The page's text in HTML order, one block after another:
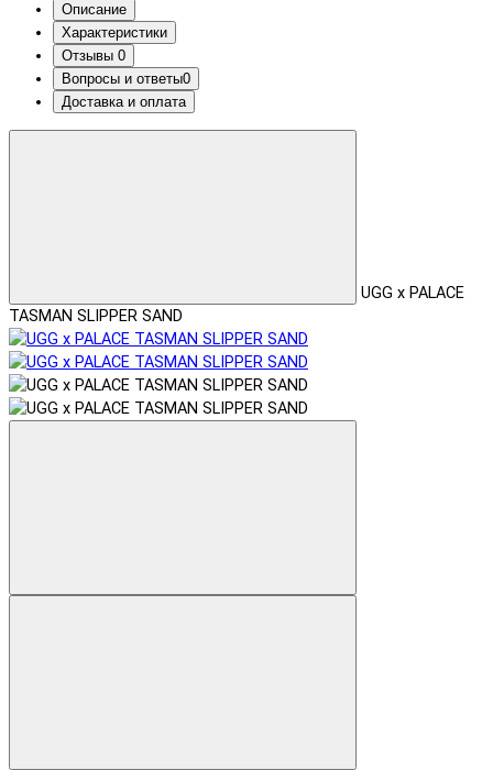
Описание
Характеристики
Отзывы 0
Вопросы и ответы0
Доставка и оплата
UGG x PALACE
TASMAN SLIPPER SAND